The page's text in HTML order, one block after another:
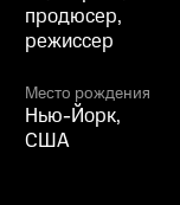
продюсер,
режиссер
Место рождения
Нью-Йорк,
США